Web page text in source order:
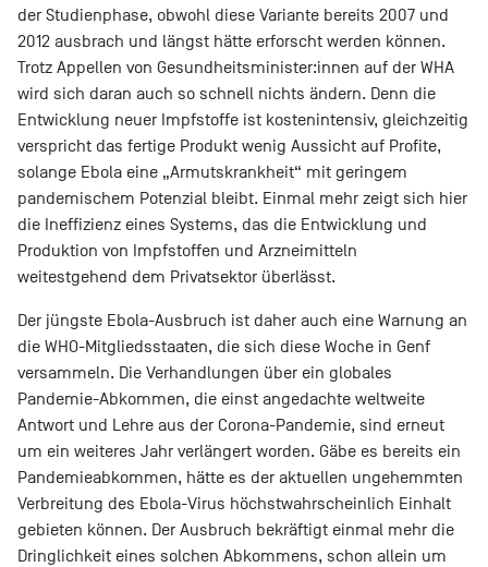
der Studienphase, obwohl diese Variante bereits 2007 und
2012 ausbrach und längst hätte erforscht werden können.
Trotz Appellen von Gesundheitsminister:innen auf der WHA
wird sich daran auch so schnell nichts ändern. Denn die
Entwicklung neuer Impfstoffe ist kostenintensiv, gleichzeitig
verspricht das fertige Produkt wenig Aussicht auf Profite,
solange Ebola eine „Armutskrankheit“ mit geringem
pandemischem Potenzial bleibt. Einmal mehr zeigt sich hier
die Ineffizienz eines Systems, das die Entwicklung und
Produktion von Impfstoffen und Arzneimitteln
weitestgehend dem Privatsektor überlässt.
Der jüngste Ebola-Ausbruch ist daher auch eine Warnung an
die WHO-Mitgliedsstaaten, die sich diese Woche in Genf
versammeln. Die Verhandlungen über ein globales
Pandemie-Abkommen, die einst angedachte weltweite
Antwort und Lehre aus der Corona-Pandemie, sind erneut
um ein weiteres Jahr verlängert worden. Gäbe es bereits ein
Pandemieabkommen, hätte es der aktuellen ungehemmten
Verbreitung des Ebola-Virus höchstwahrscheinlich Einhalt
gebieten können. Der Ausbruch bekräftigt einmal mehr die
Dringlichkeit eines solchen Abkommens, schon allein um